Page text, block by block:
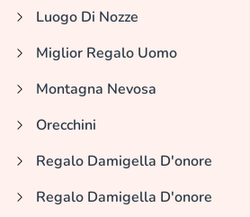
Luogo Di Nozze
Miglior Regalo Uomo
Montagna Nevosa
Orecchini
Regalo Damigella D'onore
Regalo Damigella D'onore